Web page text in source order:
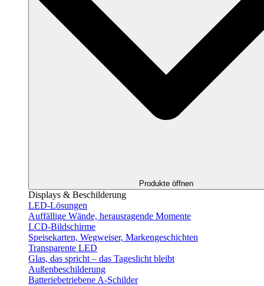
Produkte öffnen
Displays & Beschilderung
LED-Lösungen
Auffällige Wände, herausragende Momente
LCD-Bildschirme
Speisekarten, Wegweiser, Markengeschichten
Transparente LED
Glas, das spricht – das Tageslicht bleibt
Außenbeschilderung
Batteriebetriebene A-Schilder